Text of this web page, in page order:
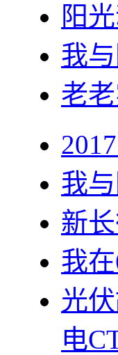
阳
我
老
我
新
我
光
电